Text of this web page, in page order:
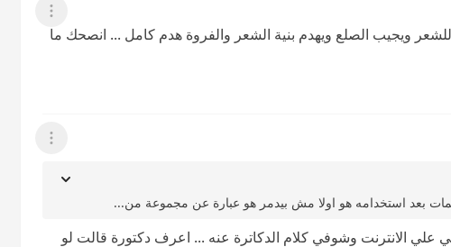
عرض القائمة
للشعر ويجيب الصلع ويهدم بنية الشعر والفروة هدم كامل ... انصحك ما
عرض القائمة
بعد استخدامه هو اولا مش بيدمر هو عبارة عن مجموعة من...
علي الانترنت وشوفي كلام الدكاترة عنه ... اعرف دكتورة قالت لو